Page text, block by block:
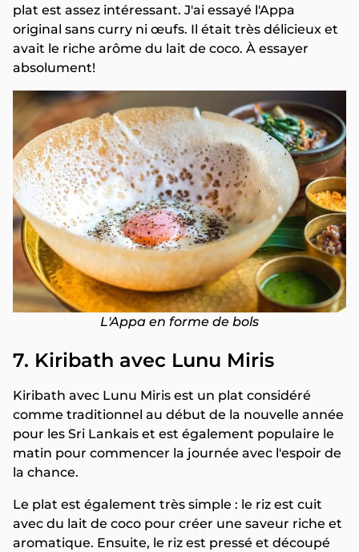
plat est assez intéressant. J'ai essayé l'Appa
original sans curry ni œufs. Il était très délicieux et
avait le riche arôme du lait de coco. À essayer
absolument!
L'Appa en forme de bols
7. Kiribath avec Lunu Miris
Kiribath avec Lunu Miris est un plat considéré
comme traditionnel au début de la nouvelle année
pour les Sri Lankais et est également populaire le
matin pour commencer la journée avec l'espoir de
la chance.
Le plat est également très simple : le riz est cuit
avec du lait de coco pour créer une saveur riche et
aromatique. Ensuite, le riz est pressé et découpé